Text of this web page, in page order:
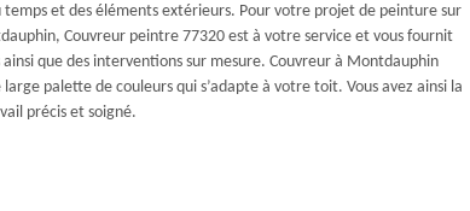
temps et des éléments extérieurs. Pour votre projet de peinture sur
Couvreur peintre 77320 est à votre service et vous fournit
ainsi que des interventions sur mesure. Couvreur à Montdauphin
large palette de couleurs qui s’adapte à votre toit. Vous avez ainsi la
précis et soigné.